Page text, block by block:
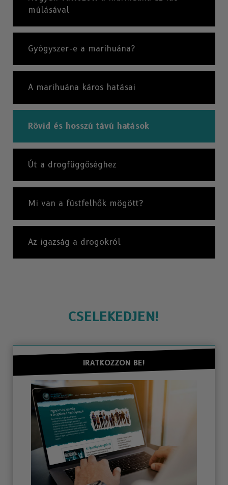
múlásával
Gyógyszer-e a marihuána?
A marihuána káros hatásai
Rövid és hosszú távú hatások
Út a drogfüggőséghez
Mi van a füstfelhők mögött?
Az igazság a drogokról
CSELEKEDJEN!
IRATKOZZON BE!